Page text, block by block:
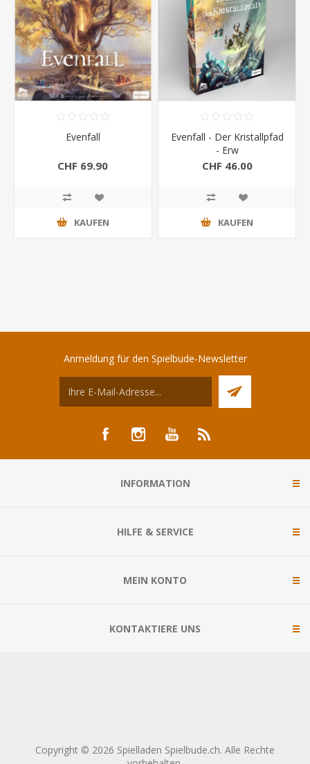
Evenfall
CHF 69.90
KAUFEN
Evenfall - Der Kristallpfad
- Erw
CHF 46.00
KAUFEN
Anmeldung für den Spielbude-Newsletter
INFORMATION
HILFE & SERVICE
MEIN KONTO
KONTAKTIERE UNS
Copyright © 2026 Spielladen Spielbude.ch. Alle Rechte